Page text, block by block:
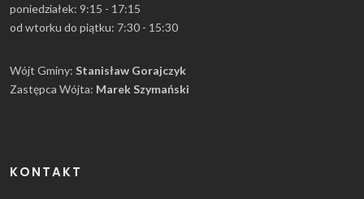
poniedziałek: 9:15 - 17:15
od wtorku do piątku: 7:30 - 15:30
Wójt Gminy: Stanisław Gorajczyk
Zastępca Wójta: Marek Szymański
KONTAKT